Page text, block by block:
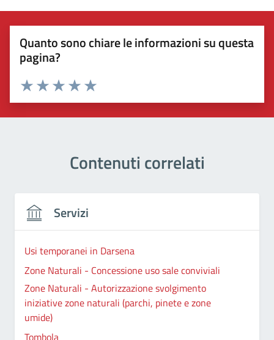
Quanto sono chiare le informazioni su questa
pagina?
Valuta 5 stelle su 5
Valuta 4 stelle su 5
Valuta 3 stelle su 5
Valuta 2 stelle su 5
Valuta 1 stelle su 5
Contenuti correlati
Servizi
Usi temporanei in Darsena
Zone Naturali - Concessione uso sale conviviali
Zone Naturali - Autorizzazione svolgimento
iniziative zone naturali (parchi, pinete e zone
umide)
Tombola